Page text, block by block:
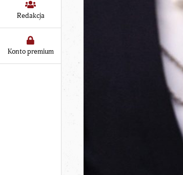
Redakcja
Konto premium